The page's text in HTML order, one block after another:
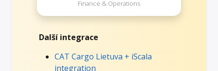
Finance & Operations
Další integrace
CAT Cargo Lietuva + iScala
integration